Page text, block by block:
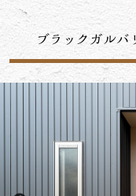
ブラックガルバ